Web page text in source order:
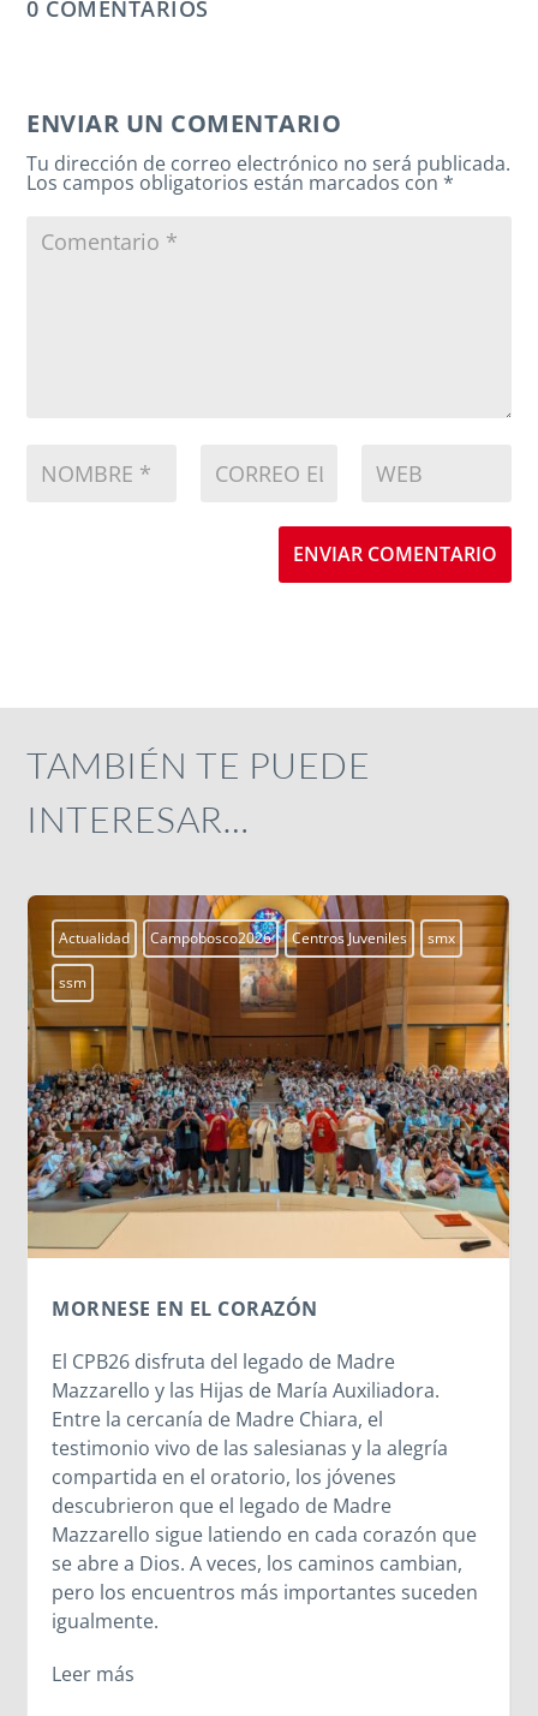
0 COMENTARIOS
ENVIAR UN COMENTARIO
Tu dirección de correo electrónico no será publicada.
Los campos obligatorios están marcados con*
ENVIAR COMENTARIO
TAMBIÉN TE PUEDE
INTERESAR…
Actualidad Campobosco2026 Centros Juveniles smx
ssm
CHIERI: SIGUIENDO LOS PASOS DEL JOVEN
respondiendo así con su esfuerzo y
responsabilidad al mandato de la Maestra del
sueño de los 9 años.
Leer más